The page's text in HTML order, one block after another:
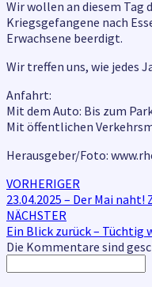
Wir wollen an diesem Tag
Kriegsgefangene nach
Erwachsene beerdigt.
Wir treffen uns, wie jedes
Anfahrt:
Mit dem Auto: Bis zum
Mit öffentlichen
Herausgeber/Foto:
Beitragsnavigation
VORHERIGER
23.04.2025 – Der Mai
NÄCHSTER
Ein Blick zurück – Tüchtig
Die Kommentare sind